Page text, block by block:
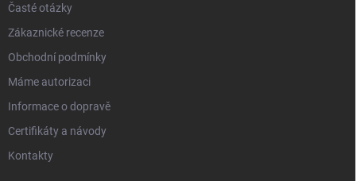
Časté otázky
Zákaznické recenze
Obchodní podmínky
Máme autorizaci
Informace o dopravě
Certifikáty a návody
Kontakty